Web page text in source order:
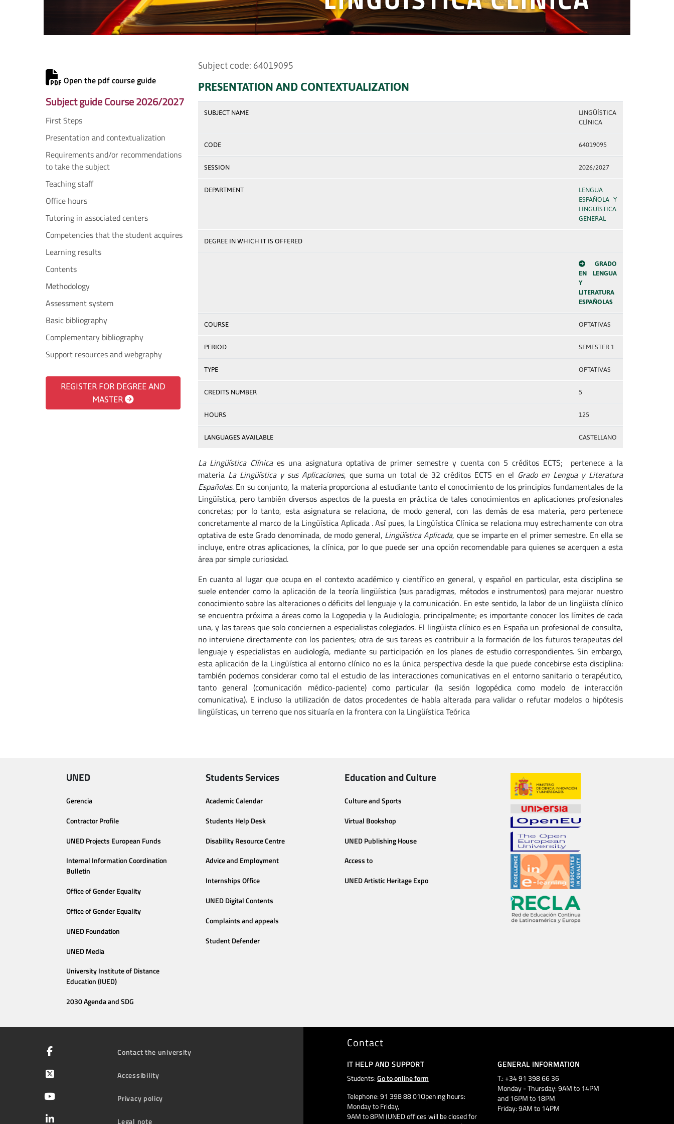
Open the pdf course guide
Subject guide Course 2026/2027
First Steps
Presentation and contextualization
Requirements and/or recommendations
to take the subject
Teaching staff
Office hours
Tutoring in associated centers
Competencies that the student acquires
Learning results
Contents
Methodology
Assessment system
Basic bibliography
Complementary bibliography
Support resources and webgraphy
REGISTER FOR DEGREE AND
MASTER
Subject code: 64019095
PRESENTATION AND CONTEXTUALIZATION
SUBJECT NAME
LINGÜÍSTICA
CLÍNICA
CODE 64019095
SESSION 2026/2027
DEPARTMENT
LENGUA
ESPAÑOLA Y
LINGÜÍSTICA
GENERAL
DEGREE IN WHICH IT IS OFFERED
GRADO
EN LENGUA
Y
LITERATURA
ESPAÑOLAS
COURSE OPTATIVAS
PERIOD SEMESTER 1
TYPE OPTATIVAS
CREDITS NUMBER 5
HOURS 125
LANGUAGES AVAILABLE CASTELLANO
La Lingüística Clínicaes una asignatura optativa de primer semestre y cuenta con 5 créditos ECTS; pertenece a la
materia La Lingüística y sus Aplicaciones, que suma un total de 32 créditos ECTS en el Grado en Lengua y Literatura
Españolas. En su conjunto, la materia proporciona al estudiante tanto el conocimiento de los principios fundamentales de la
Lingüística, pero también diversos aspectos de la puesta en práctica de tales conocimientos en aplicaciones profesionales
concretas; por lo tanto, esta asignatura se relaciona, de modo general, con las demás de esa materia, pero pertenece
concretamente al marco de la Lingüística Aplicada . Así pues, la Lingüística Clínica se relaciona muy estrechamente con otra
optativa de este Grado denominada, de modo general, Lingüística Aplicada, que se imparte en el primer semestre. En ella se
incluye, entre otras aplicaciones, la clínica, por lo que puede ser una opción recomendable para quienes se acerquen a esta
área por simple curiosidad.
En cuanto al lugar que ocupa en el contexto académico y científico en general, y español en particular, esta disciplina se
suele entender como la aplicación de la teoría lingüística (sus paradigmas, métodos e instrumentos) para mejorar nuestro
conocimiento sobre las alteraciones o déficits del lenguaje y la comunicación. En este sentido, la labor de un lingüista clínico
se encuentra próxima a áreas como la Logopedia y la Audiologia, principalmente; es importante conocer los límites de cada
una, y las tareas que solo conciernen a especialistas colegiados. El lingüista clínico es en España un profesional de consulta,
no interviene directamente con los pacientes; otra de sus tareas es contribuir a la formación de los futuros terapeutas del
lenguaje y especialistas en audiología, mediante su participación en los planes de estudio correspondientes. Sin embargo,
esta aplicación de la Lingüística al entorno clínico no es la única perspectiva desde la que puede concebirse esta disciplina:
también podemos considerar como tal el estudio de las interacciones comunicativas en el entorno sanitario o terapéutico,
tanto general (comunicación médico-paciente) como particular (la sesión logopédica como modelo de interacción
comunicativa). E incluso la utilización de datos procedentes de habla alterada para validar o refutar modelos o hipótesis
lingüísticas, un terreno que nos situaría en la frontera con la Lingüística Teórica
UNED
Gerencia
Contractor Profile
UNED Projects European Funds
Internal Information Coordination
Bulletin
Office of Gender Equality
Office of Gender Equality
UNED Foundation
UNED Media
University Institute of Distance
Education (IUED)
2030 Agenda and SDG
Students Services
Academic Calendar
Students Help Desk
Disability Resource Centre
Advice and Employment
Internships Office
UNED Digital Contents
Complaints and appeals
Student Defender
Education and Culture
Culture and Sports
Virtual Bookshop
UNED Publishing House
Access to
UNED Artistic Heritage Expo
Contact the university
Accessibility
Privacy policy
Legal note
Contact
IT HELP AND SUPPORT
Students:Go to online form
Telephone: 91 398 88 01Opening hours:
Monday to Friday,
9AM to 8PM (UNED offices will be closed for
GENERAL INFORMATION
T.: +34 91 398 66 36
Monday - Thursday: 9AM to 14PM
and 16PM to 18PM
Friday: 9AM to 14PM